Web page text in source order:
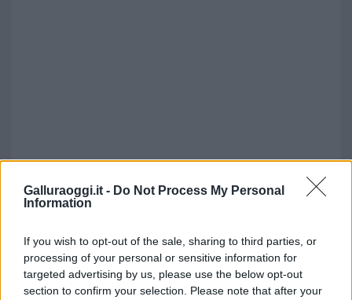
Galluraoggi.it - Do Not Process My Personal
Information
If you wish to opt-out of the sale, sharing to third parties, or
processing of your personal or sensitive information for
targeted advertising by us, please use the below opt-out
section to confirm your selection. Please note that after your